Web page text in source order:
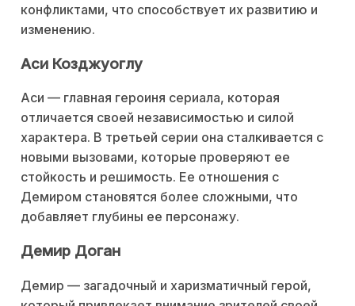
конфликтами, что способствует их развитию и
изменению.
Аси Козджуоглу
Аси — главная героиня сериала, которая
отличается своей независимостью и силой
характера. В третьей серии она сталкивается с
новыми вызовами, которые проверяют ее
стойкость и решимость. Ее отношения с
Демиром становятся более сложными, что
добавляет глубины ее персонажу.
Демир Доган
Демир — загадочный и харизматичный герой,